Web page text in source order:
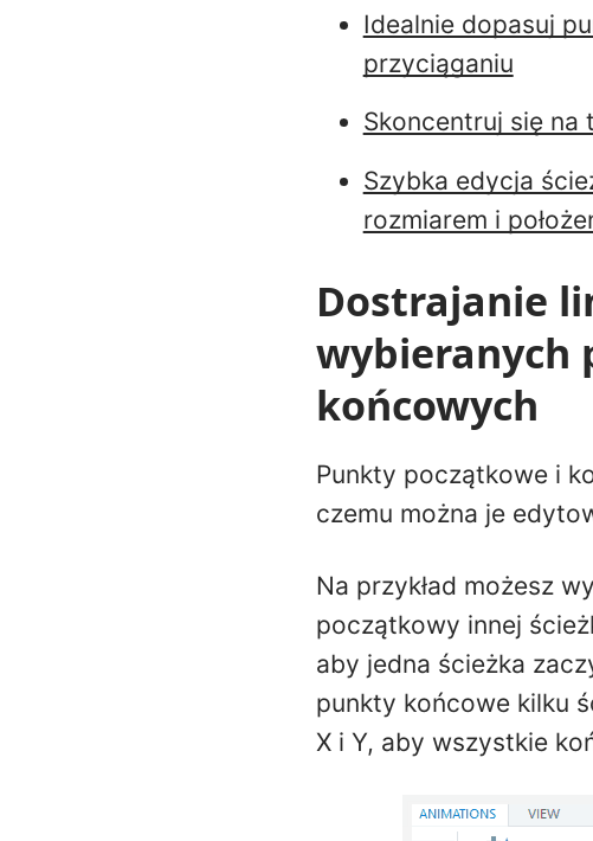
Idealnie dopasuj
przyciąganiu
Skoncentruj się na
Szybka edycja
rozmiarem i
Dostrajanie
wybieranych
końcowych
Punkty początkowe i
czemu można je
Na przykład możesz
początkowy innej
aby jedna ścieżka
punkty końcowe kilku
X i Y, aby wszystkie